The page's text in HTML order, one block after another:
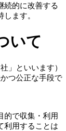
続的に改善する
ます。
いて
」といいます）
つ公正な手段で
的で収集・利用
利用することは